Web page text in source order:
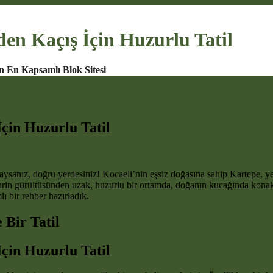
Kaçış İçin Huzurlu Tatil
En Kapsamlı Blok Sitesi
Huzurlu Tatil
doğru yerdesiniz! Kocaeli’nin eşsiz doğasına sahip Kartepe,
gürültüsünden uzak, huzurlu bir ortamda, doğanın kucağında
bir rehber hazırladık.
Bir Tatil
Huzurlu Tatil